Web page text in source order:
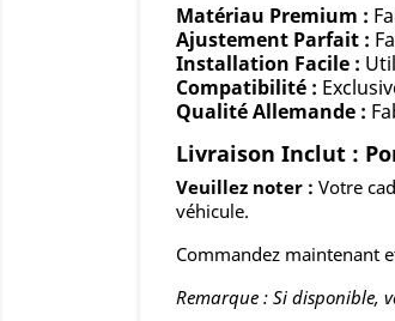
Matériau Premium :
Ajustement Parfait :
Installation Facile :
Compatibilité :
Qualité Allemande :
Livraison Inclut :
Veuillez noter : Votre
véhicule.
Commandez maintenant
Remarque : Si disponible,